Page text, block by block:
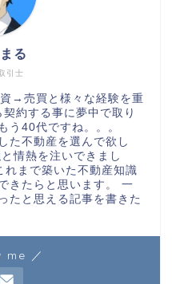
引士
る
→売買と様々な経験を重
約する事に夢中で取り
う40代ですね。。。
た不動産を選んで欲し
情熱を注いできまし
れまで築いた不動産知識
きたらと思います。 一
たと思える記事を書きた
me ／